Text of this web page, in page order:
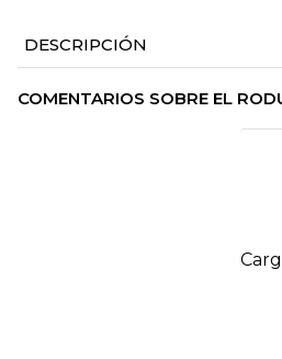
DESCRIPCIÓN
COMENTARIOS SOBRE EL